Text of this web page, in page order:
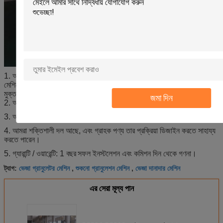
জমা দিন
1. আমরা আপনার জন্য উচ্চতর মানের মেশিন তৈরি করার জন্য যন্ত্র এবং প্রক্রিয়াকরণ
মেশিন উচ্চ শেষ আমদানি ব্রান্ডের ব্যবহার;
মুক্ত মনে করে তোলে।
2. আমরা জীবন দীর্ঘ সময় জন্য খুচরা যন্ত্রাংশ নিজেদের খরচ সঙ্গে খুচরা যন্ত্রাংশ প্রদান।
3. আমরা গ্রাহক প্রয়োজনীয়তা উপর ভিত্তি করে মেশিন করতে পারেন।
4. আমরা শক্তিশালী দল আছে, এবং গ্রাহক পণ্য তার প্রক্রিয়া ডিজাইন করতে সাহায্য
করতে পারেন।
5. গ্যারান্টি / ওয়ারেন্টি: 1 বছরসফল ইনস্টলেশন এবং কমিশন দিন থেকে গণনা।
ট্যাগ: ভেজা গ্রানুলেটর মেশিন, শুকনো গ্রানুলেশন মেশিন, ভেজা দানাদার মেশিন
এর সেরা মূল্য পান